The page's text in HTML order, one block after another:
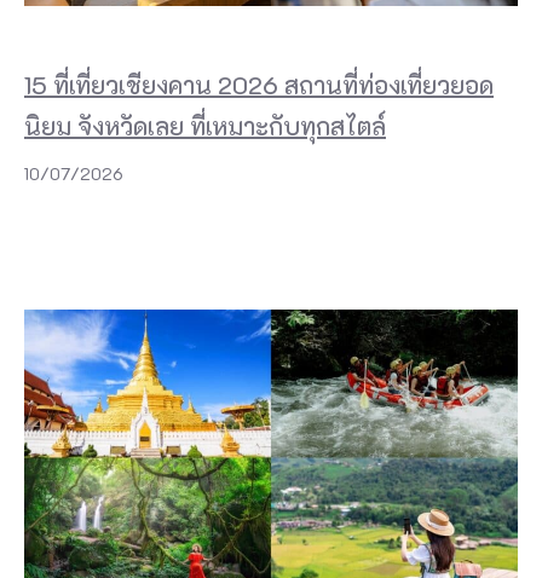
15 ที่เที่ยวเชียงคาน 2026 สถานที่ท่องเที่ยวยอด
นิยม จังหวัดเลย ที่เหมาะกับทุกสไตล์
10/07/2026